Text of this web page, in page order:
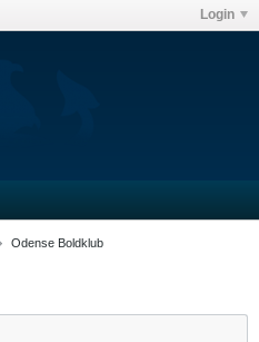
Login
Odense Boldklub